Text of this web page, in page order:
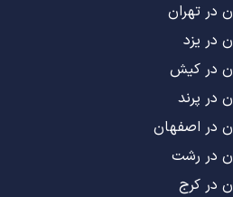
در تهران
در یزد
در کیش
در پرند
در اصفهان
در رشت
در کرج